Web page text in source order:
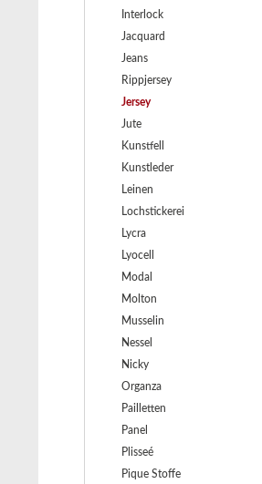
Interlock
Jacquard
Jeans
Rippjersey
Jersey
Jute
Kunstfell
Kunstleder
Leinen
Lochstickerei
Lycra
Lyocell
Modal
Molton
Musselin
Nessel
Nicky
Organza
Pailletten
Panel
Plisseé
Pique Stoffe